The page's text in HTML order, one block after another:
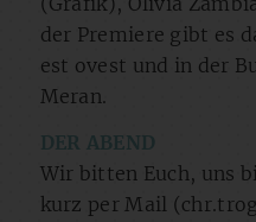
der Premiere gibt es
est ovest und in der
Meran.
DER ABEND
Wir bitten Euch, uns
kurz per Mail